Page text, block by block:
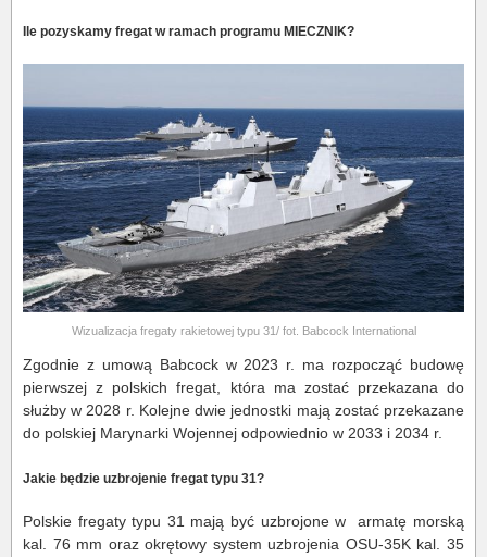
Ile pozyskamy fregat w ramach programu MIECZNIK?
Wizualizacja fregaty rakietowej typu 31/ fot. Babcock International
Zgodnie z umową Babcock w 2023 r. ma rozpocząć budowę
pierwszej z polskich fregat, która ma zostać przekazana do
służby w 2028 r. Kolejne dwie jednostki mają zostać przekazane
do polskiej Marynarki Wojennej odpowiednio w 2033 i 2034 r.
Jakie będzie uzbrojenie fregat typu 31?
Polskie fregaty typu 31 mają być uzbrojone w armatę morską
kal. 76 mm oraz okrętowy system uzbrojenia OSU-35K kal. 35